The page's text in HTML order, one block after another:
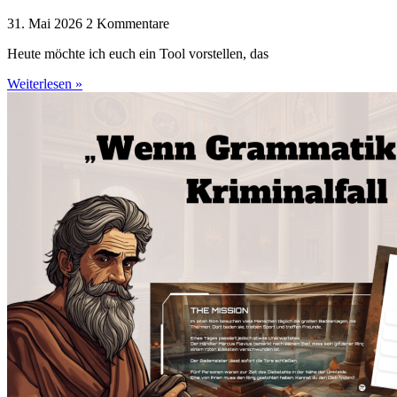
31. Mai 2026 2 Kommentare
Heute möchte ich euch ein Tool vorstellen, das
Weiterlesen »